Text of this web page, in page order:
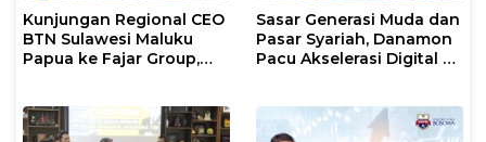
Kunjungan Regional CEO
BTN Sulawesi Maluku
Papua ke Fajar Group,
Dunia
Sasar Generasi Muda dan
Pasar Syariah, Danamon
Pacu Akselerasi Digital di